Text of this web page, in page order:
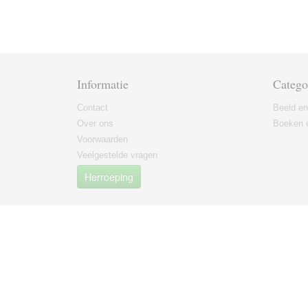
Informatie
Contact
Over ons
Voorwaarden
Veelgestelde vragen
Herroeping
Beeld
Boeken